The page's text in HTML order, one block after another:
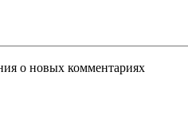
о новых комментариях